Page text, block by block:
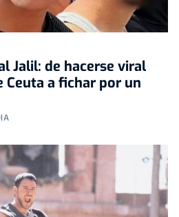
Jalil: de hacerse viral
Ceuta a fichar por un